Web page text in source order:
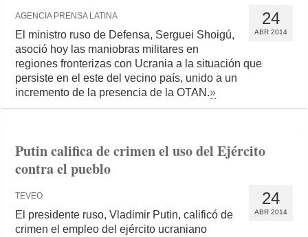
24
ABR 2014
AGENCIA PRENSA LATINA
El ministro ruso de Defensa, Serguei Shoigú,
asoció hoy las maniobras militares en
regiones fronterizas con Ucrania a la situación que
persiste en el este del vecino país, unido a un
incremento de la presencia de la OTAN.»
Putin califica de crimen el uso del Ejército
contra el pueblo
24
ABR 2014
TEVEO
El presidente ruso, Vladimir Putin, calificó de
crimen el empleo del ejército ucraniano